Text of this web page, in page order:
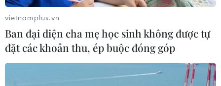
máu nhân đạo trước và sau kỳ nghỉ Tết
07/02/2024 02:07
Giám đốc Bệnh viện Truyền máu-Huyết học Thành phố
Hồ Chí Minh (nơi đặt Ngân hàng Máu của Thành phố)
cho biết trước và sau Tết một tuần, người đăng ký hiến
máu tình nguyện rất ít so với ngày thường.
vietnamplus.vn
Ban đại diện cha mẹ học sinh không được tự
đặt các khoản thu, ép buộc đóng góp